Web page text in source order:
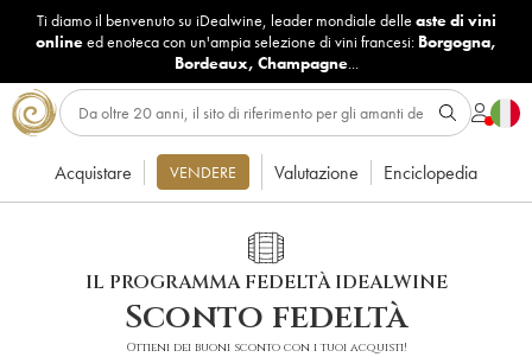
Ti diamo il benvenuto su iDealwine, leader mondiale delle aste di vini
onlineed enoteca con un'ampia selezione di vini francesi: Borgogna,
Bordeaux, Champagne...
Acquistare VENDERE Valutazione Enciclopedia
IL PROGRAMMA FEDELTÀ IDEALWINE
Sconto fedeltà
Ottieni dei buoni sconto con i tuoi acquisti!